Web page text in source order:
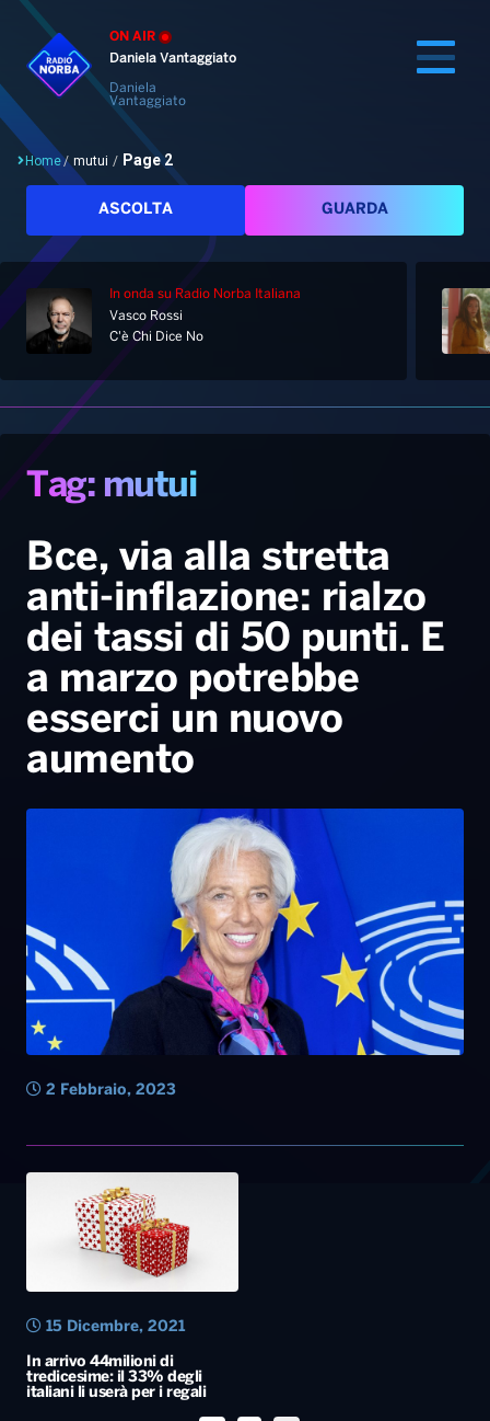
ON AIR
Daniela Vantaggiato
Daniela
Vantaggiato
Home
Palinsesto
Hit Dance
Giochi&Concorsi
PALATOUR
Notizie
Locali
Musica e Spettacolo
Sport
Radio Norba Consiglia
Leggerissime
Playlist
Generale
Novità
Notiziario
Interviste
Oroscopo
Speciale Astrabilia 2026
Gallery
Radio Norba News TV
Voce al Bari
Battiti Live 2026
Gallery
Home/ mutui / Page 2
ASCOLTA GUARDA
In onda su Radio Norba Italiana
Vasco Rossi
C'è Chi Dice No
Tag: mutui
Bce, via alla stretta
anti-inflazione: rialzo
dei tassi di 50 punti. E
a marzo potrebbe
esserci un nuovo
aumento
2 Febbraio, 2023
In arrivo 44milioni di
tredicesime: il 33% degli
italiani li userà per i regali
15 Dicembre, 2021